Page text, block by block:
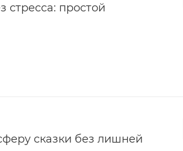
стресса: простой
сказки без лишней